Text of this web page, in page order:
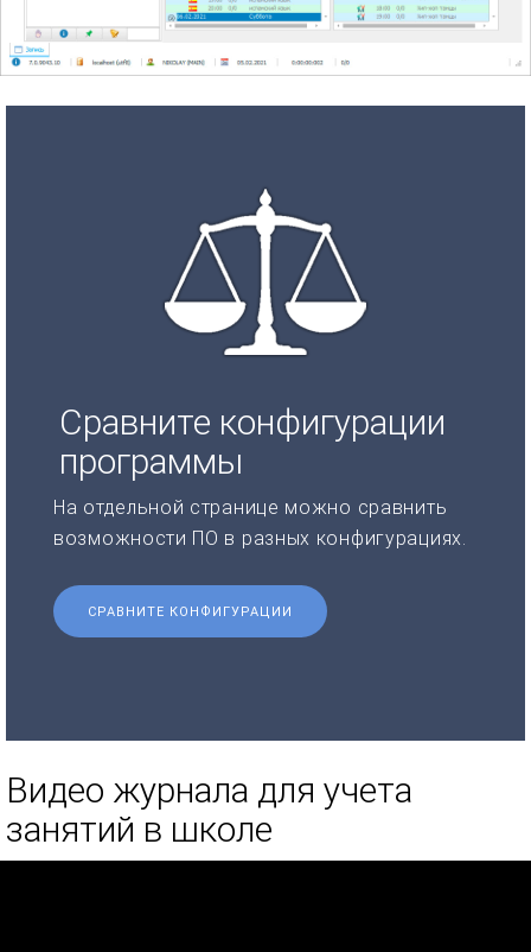
Сравните конфигурации
программы
На отдельной странице можно сравнить
возможности ПО в разных конфигурациях.
СРАВНИТЕ КОНФИГУРАЦИИ
Видео журнала для учета
занятий в школе